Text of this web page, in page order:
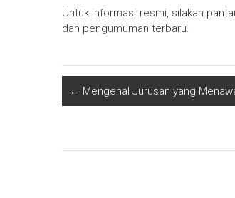
Untuk informasi resmi, silakan
dan pengumuman terbaru.
← Mengenal Jurusan yang